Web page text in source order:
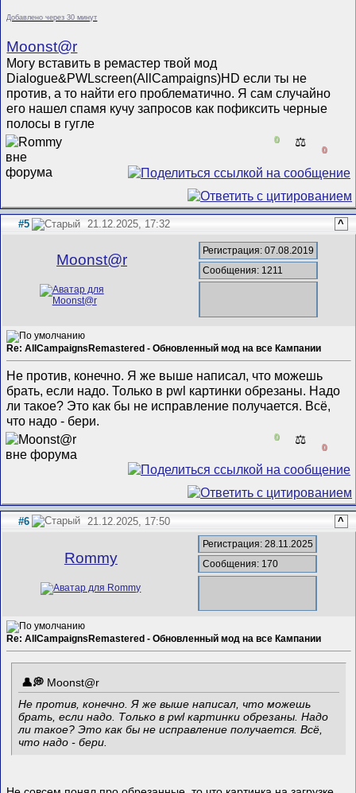
Добавлено через 30 минут
Mооnst@r
Могу вставить в ремастер твой мод
Dialogue&PWLscreen(AllCampaigns)HD если ты не
против, а то найти его проблематично. Я сам случайно
его нашел спамя кучу запросов как пофиксить черные
полосы в гугле
0 ⚖️
0
#5 21.12.2025, 17:32 ^
Mооnst@r
Регистрация: 07.08.2019
Сообщения: 1211
Re: AllCampaignsRemastered - Обновленный мод на все Кампании
Не против, конечно. Я же выше написал, что можешь
брать, если надо. Только в pwl картинки обрезаны. Надо
ли такое? Это как бы не исправление получается. Всё,
что надо - бери.
0 ⚖️
0
#6 21.12.2025, 17:50 ^
Rommy
Регистрация: 28.11.2025
Сообщения: 170
Re: AllCampaignsRemastered - Обновленный мод на все Кампании
Mооnst@r
Не против, конечно. Я же выше написал, что можешь
брать, если надо. Только в pwl картинки обрезаны. Надо
ли такое? Это как бы не исправление получается. Всё,
что надо - бери.